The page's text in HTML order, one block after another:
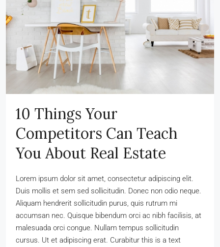
10 Things Your
Competitors Can Teach
You About Real Estate
Lorem ipsum dolor sit amet, consectetur adipiscing elit.
Duis mollis et sem sed sollicitudin. Donec non odio neque.
Aliquam hendrerit sollicitudin purus, quis rutrum mi
accumsan nec. Quisque bibendum orci ac nibh facilisis, at
malesuada orci congue. Nullam tempus sollicitudin
cursus. Ut et adipiscing erat. Curabitur this is a text